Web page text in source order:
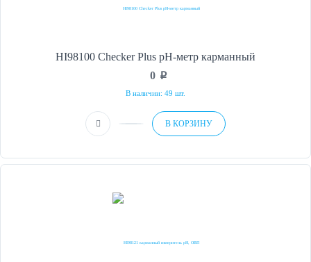
HI98100 Checker Plus рН-метр карманный
0 p
В наличии: 49 шт.
В КОРЗИНУ